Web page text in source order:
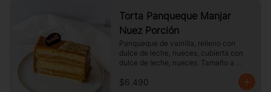
Torta Panqueque Manjar
Nuez Porción
Panqueque de vainilla, relleno con
dulce de leche, nueces, cubierta con
dulce de leche, nueces. Tamaño a
$6.490